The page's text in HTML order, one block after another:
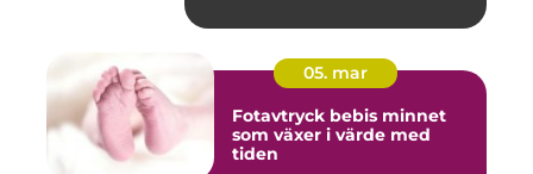
05. mar
Fotavtryck bebis minnet
som växer i värde med
tiden